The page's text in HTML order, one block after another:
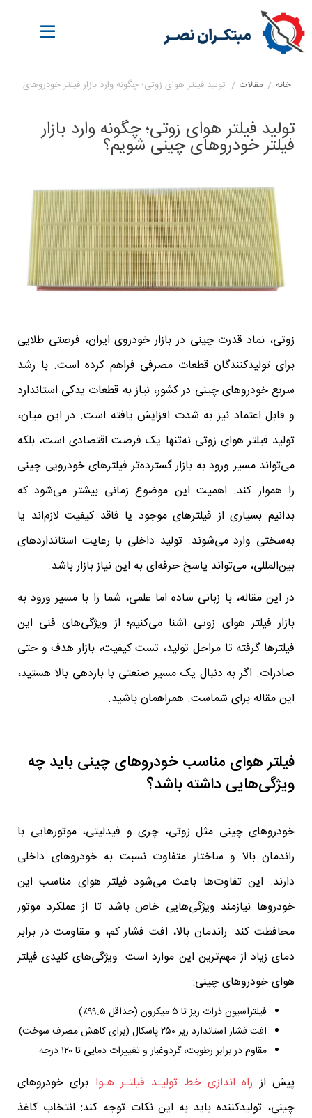
خانه / مقالات / تولید فیلتر هوای زوتی؛ چگونه وارد بازار فیلتر خودروهای
تولید فیلتر هوای زوتی؛ چگونه وارد بازار
فیلتر خودروهای چینی شویم؟
زوتی، نماد قدرت چینی در بازار خودروی ایران، فرصتی طلایی
برای تولیدکنندگان قطعات مصرفی فراهم کرده است. با رشد
سریع خودروهای چینی در کشور، نیاز به قطعات یدکی استاندارد
و قابل اعتماد نیز به شدت افزایش یافته است. در این میان،
تولید فیلتر هوای زوتی نه‌تنها یک فرصت اقتصادی است، بلکه
می‌تواند مسیر ورود به بازار گسترده‌تر فیلترهای خودرویی چینی
را هموار کند. اهمیت این موضوع زمانی بیشتر می‌شود که
بدانیم بسیاری از فیلترهای موجود یا فاقد کیفیت لازم‌اند یا
به‌سختی وارد می‌شوند. تولید داخلی با رعایت استانداردهای
بین‌المللی، می‌تواند پاسخ حرفه‌ای به این نیاز بازار باشد.
در این مقاله، با زبانی ساده اما علمی، شما را با مسیر ورود به
بازار فیلتر هوای زوتی آشنا می‌کنیم؛ از ویژگی‌های فنی این
فیلترها گرفته تا مراحل تولید، تست کیفیت، بازار هدف و حتی
صادرات. اگر به دنبال یک مسیر صنعتی با بازدهی بالا هستید،
این مقاله برای شماست. همراهمان باشید.
فیلتر هوای مناسب خودروهای چینی باید چه
ویژگی‌هایی داشته باشد؟
خودروهای چینی مثل زوتی، چری و فیدلیتی، موتورهایی با
راندمان بالا و ساختار متفاوت نسبت به خودروهای داخلی
دارند. این تفاوت‌ها باعث می‌شود فیلتر هوای مناسب این
خودروها نیازمند ویژگی‌هایی خاص باشد تا از عملکرد موتور
محافظت کند. راندمان بالا، افت فشار کم، و مقاومت در برابر
دمای زیاد از مهم‌ترین این موارد است. ویژگی‌های کلیدی فیلتر
هوای خودروهای چینی:
فیلتراسیون ذرات ریز تا ۵ میکرون (حداقل ۹۹.۵٪)
افت فشار استاندارد زیر ۲۵۰ پاسکال (برای کاهش مصرف سوخت)
مقاوم در برابر رطوبت، گردوغبار و تغییرات دمایی تا ۱۲۰ درجه
پیش از راه اندازی خط تولیـد فیلتـر هـوا برای خودروهای
چینی، تولیدکننده باید به این نکات توجه کند: انتخاب کاغذ